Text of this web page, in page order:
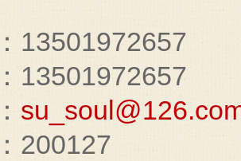
13501972657
13501972657
200127